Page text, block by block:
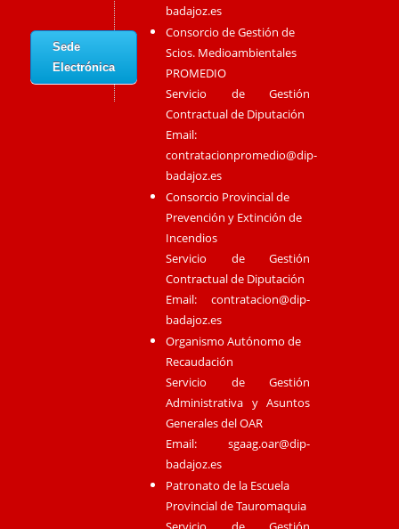
Sede
Electrónica
badajoz.es
Consorcio de Gestión de
Scios. Medioambientales
PROMEDIO
Servicio de Gestión
Contractual de Diputación
Email:
contratacionpromedio@dip-
badajoz.es
Consorcio Provincial de
Prevención y Extinción de
Incendios
Servicio de Gestión
Contractual de Diputación
Email:contratacion@dip-
badajoz.es
Organismo Autónomo de
Recaudación
Servicio de Gestión
Administrativa y Asuntos
Generales del OAR
Email:sgaag.oar@dip-
badajoz.es
Patronato de la Escuela
Provincial de Tauromaquia